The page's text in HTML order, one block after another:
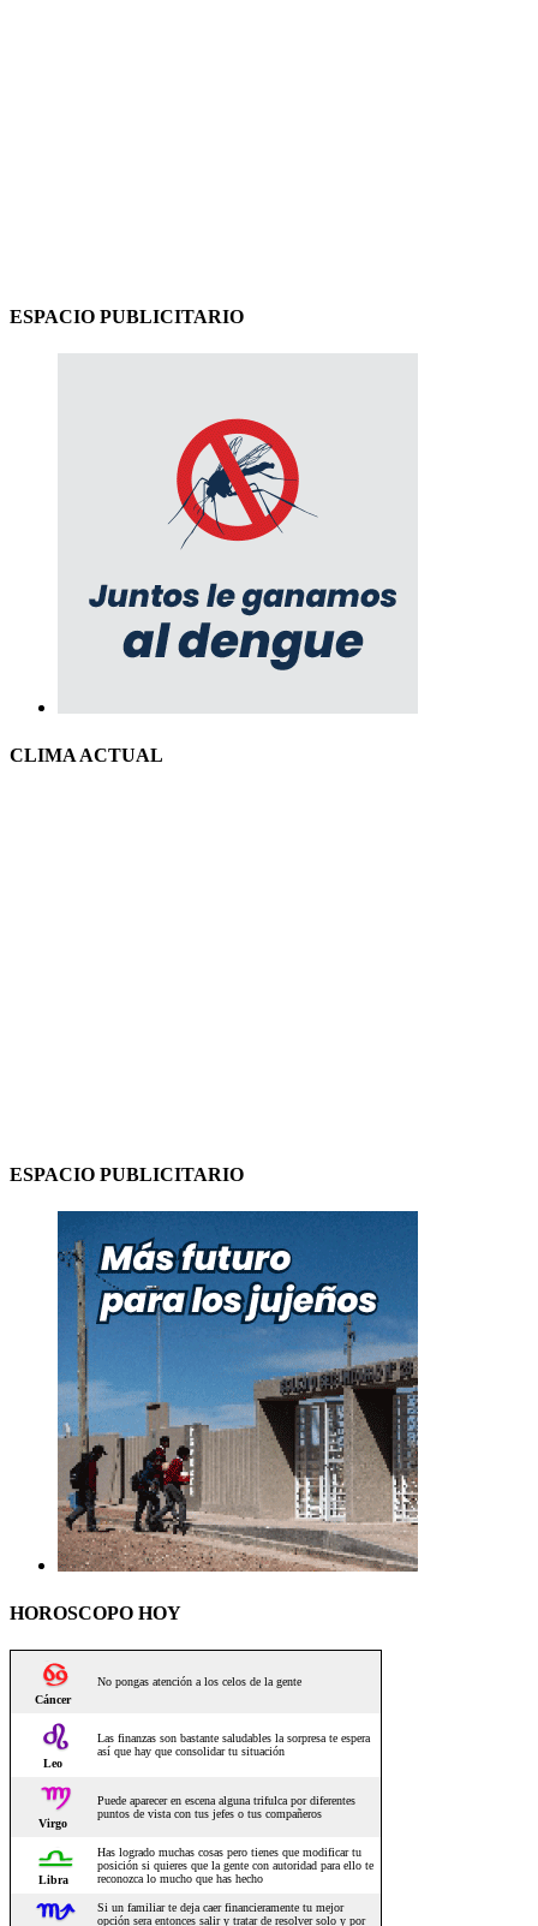
ESPACIO PUBLICITARIO
CLIMA ACTUAL
ESPACIO PUBLICITARIO
HOROSCOPO HOY